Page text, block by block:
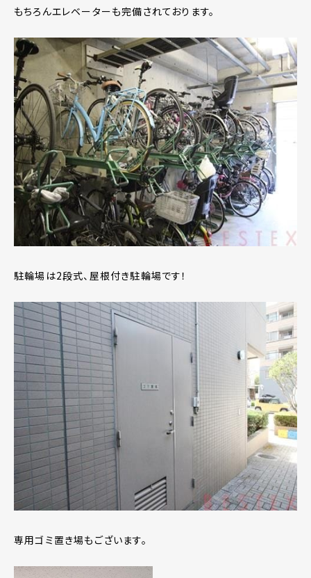
もちろんエレベーターも完備されております。
駐輪場は2段式、屋根付き駐輪場です！
専用ゴミ置き場もございます。